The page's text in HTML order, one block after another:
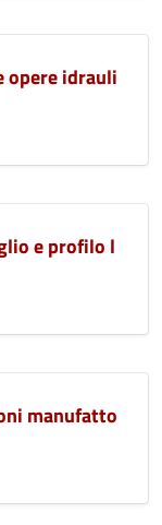
opere idrauli
e profilo l
manufatto